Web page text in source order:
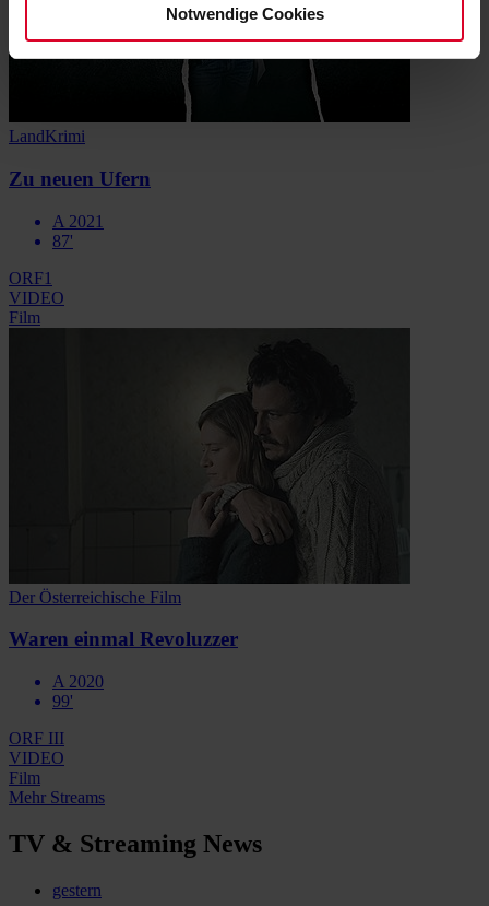
Notwendige Cookies
LandKrimi
Zu neuen Ufern
A 2021
87'
ORF1
VIDEO
Film
Der Österreichische Film
Waren einmal Revoluzzer
A 2020
99'
ORF III
VIDEO
Film
Mehr Streams
TV & Streaming News
gestern